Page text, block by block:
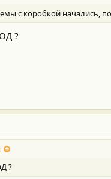
с коробкой начались,
?
?